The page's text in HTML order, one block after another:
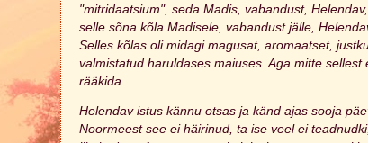
"mitridaatsium", seda Madis, vabandust,
selle sõna kõla Madisele, vabandust jälle,
Selles kõlas oli midagi magusat, aromaatset,
valmistatud haruldases maiuses. Aga mitte sellest
rääkida.
Helendav istus kännu otsas ja känd ajas sooja
Noormeest see ei häirinud, ta ise veel ei